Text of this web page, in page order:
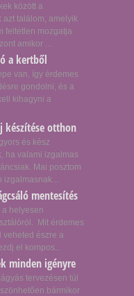
között a
azt találom, amelyik
feltétlen mozgatja
amikor ...
a kertből
van, így érdemes
gondolni, és a
kihagyni a
készítése otthon
és kész
ha valami izgalmas
Mai posztom
mentesítés
a helyesen
Mit érdemes
veheted észre a
el kompos...
minden igényre
tervezésen túl
bármikor